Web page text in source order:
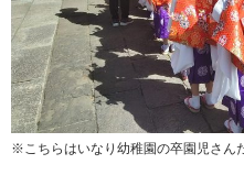
※こちらはいなり幼稚園の卒園児さん